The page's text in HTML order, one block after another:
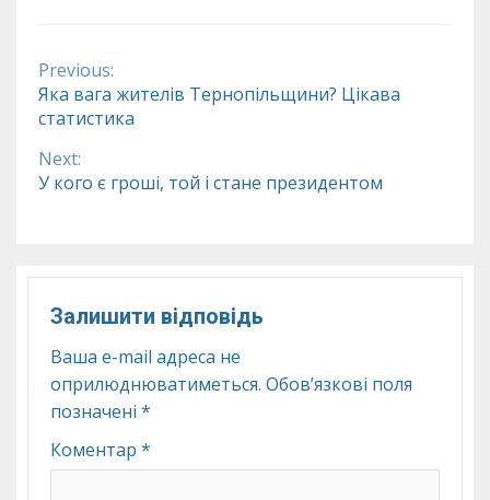
Continue
Reading
Previous:
Яка вага жителів Тернопільщини? Цікава
статистика
Next:
У кого є гроші, той і стане президентом
Залишити відповідь
Ваша e-mail адреса не
оприлюднюватиметься. Обов’язкові поля
позначені *
Коментар *